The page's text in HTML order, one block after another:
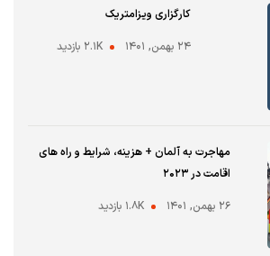
کارگزاری ویزامتریک
۲۴ بهمن, ۱۴۰۱
2.1K بازدید
مهاجرت به آلمان + هزینه، شرایط و راه های
اقامت در ۲۰۲۳
۲۶ بهمن, ۱۴۰۱
1.8K بازدید